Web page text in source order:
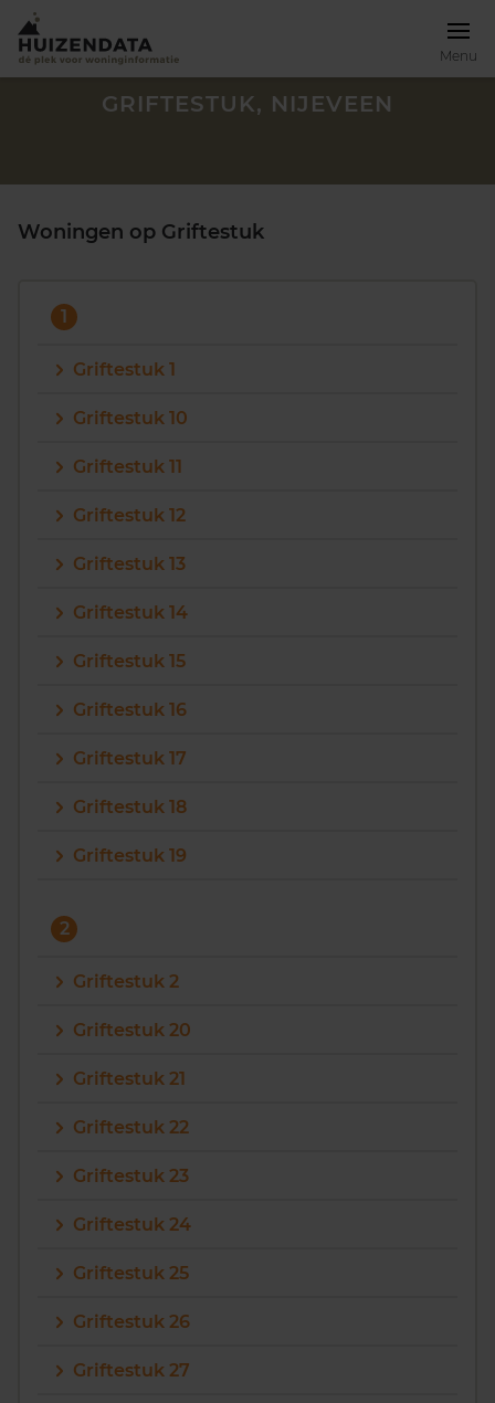
Menu
Maandag t/m vrijdag - 08:00 -18:00
GRIFTESTUK, NIJEVEEN
Woningen op Griftestuk
1
Griftestuk 1
Griftestuk 10
Griftestuk 11
Griftestuk 12
Griftestuk 13
Griftestuk 14
Griftestuk 15
Griftestuk 16
Griftestuk 17
Griftestuk 18
Griftestuk 19
2
Griftestuk 2
Griftestuk 20
Griftestuk 21
Griftestuk 22
Griftestuk 23
Griftestuk 24
Griftestuk 25
Griftestuk 26
Griftestuk 27